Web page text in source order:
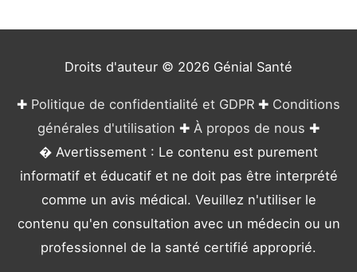
Droits d'auteur © 2026 Génial Santé
✚ Politique de confidentialité et GDPR ✚ Conditions
générales d'utilisation ✚ À propos de nous ✚
� Avertissement : Le contenu est purement
informatif et éducatif et ne doit pas être interprété
comme un avis médical. Veuillez n'utiliser le
contenu qu'en consultation avec un médecin ou un
professionnel de la santé certifié approprié.